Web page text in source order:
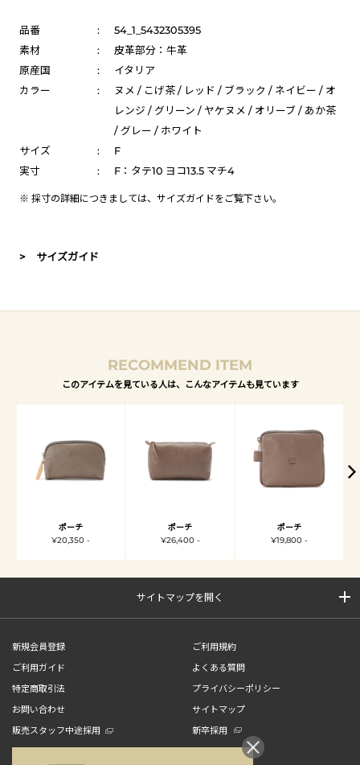
品番 :
54_1_5432305395
素材
:
皮革部分：牛革
原産国
:
イタリア
カラー
:
ヌメ / こげ茶 / レッド / ブラック / ネイビー / オ
レンジ / グリーン / ヤケヌメ / オリーブ / あか茶
/ グレー / ホワイト
サイズ
:
F
実寸
: F：タテ10 ヨコ13.5 マチ4
※ 採寸の詳細につきましては、 サイズガイドをご覧下さい。
> サイズガイド
RECOMMEND ITEM
このアイテムを見ている人は、こんなアイテムも見ています
ポーチ
¥20,350 -
ポーチ
¥26,400 -
ポーチ
¥19,800 -
サイトマップを開く
新規会員登録
ご利用規約
ご利用ガイド
よくある質問
特定商取引法
プライバシーポリシー
お問い合わせ
サイトマップ
販売スタッフ中途採用
新卒採用